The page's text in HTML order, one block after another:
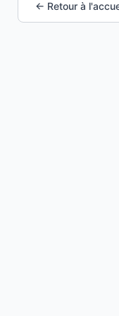
← Retour à